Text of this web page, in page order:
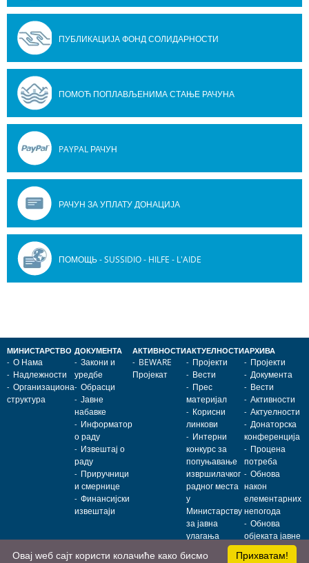
ПУБЛИКАЦИЈА ФОНД СОЛИДАРНОСТИ
ПОМОЋ ПОПЛАВЉЕНИМА СТАЊЕ РАЧУНА
PAYPAL РАЧУН
РАЧУН ЗА УПЛАТУ ДОНАЦИЈА
ПОМОЩЬ - SUSSIDIO - HILFE - L'AIDE
МИНИСТАРСТВО
О Нама
Надлежности
Организациона
структура
ДОКУМЕНТА
Закони и
уредбе
Обрасци
Јавне
набавке
Информатор
о раду
Извештај о
раду
Приручници
и смернице
Финансијски
извештаји
АКТИВНОСТИ
BEWARE
Пројекат
АКТУЕЛНОСТИ
Пројекти
Вести
Прес
материјал
Корисни
линкови
Интерни
конкурс за
попуњавање
извршилачког
радног места
у
Министарству
за јавна
улагања
АРХИВА
Пројекти
Документа
Вести
Активности
Актуелности
Донаторска
конференција
Процена
потреба
Обнова
након
елементарних
непогода
Обнова
објеката јавне
намене
Прихватам!
Овај wеб сајт користи колачиће како бисмо